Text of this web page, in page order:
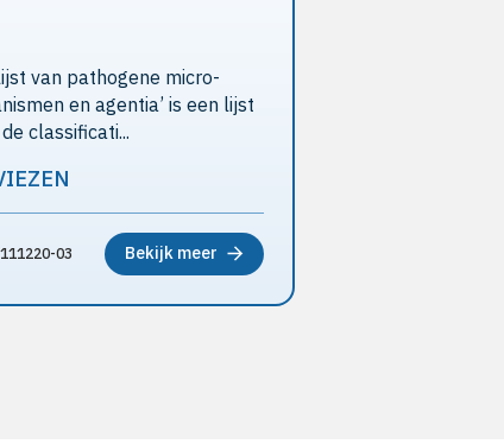
van pathogene micro-
en agentia’ is een lijst
classificati...
03 Bekijk meer